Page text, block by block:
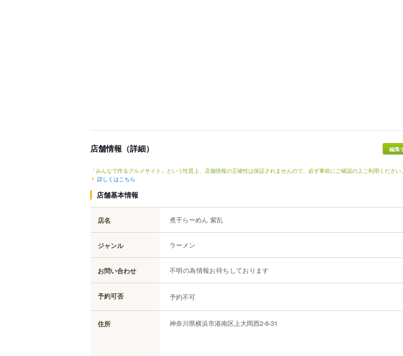
店舗情報（詳細）
「みんなで作るグルメサイト」という性質上、店舗情報の正確性は保証されませんので、必ず事前にご確認の上ご利用ください。
詳しくはこちら
店舗基本情報
店名 煮干らーめん 紫乱
ジャンル ラーメン
お問い合わせ 不明の為情報お待ちしております
予約可否 予約不可
住所 神奈川県横浜市港南区 上大岡西2-6-31